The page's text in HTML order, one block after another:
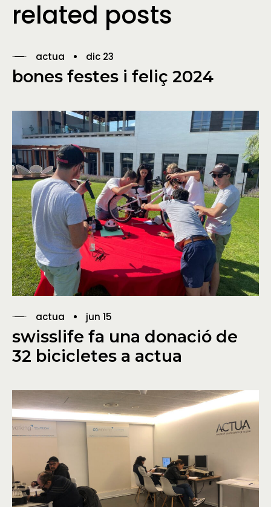
related posts
actua dic 23
bones festes i feliç 2024
actua jun 15
swisslife fa una donació de
32 bicicletes a actua